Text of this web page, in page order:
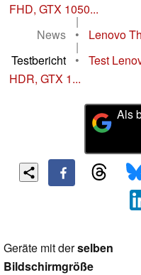
FHD, GTX 1050...
|
News
• Lenovo
|
Testbericht
•
Test
HDR, GTX 1...
Als
Geräte mit derselben
Bildschirmgröße